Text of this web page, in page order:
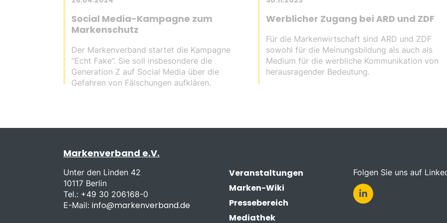
Social Media-Kampagne zum
Markenschutz
Der Markenverband startet die Kampagne
“Echt Fake”. Sie soll insbesondere die
Generation Z auf Social Media über die
Gefahren von Fälschungen aufklären.
Werblicher Zugang bei ARD und ZDF
Für die Markenwirtschaft sind ARD und ZDF
sowohl für die Meinungsbildung als auch als
Medium für die werbliche Kommunikation von
herausragender Bedeutung.
Markenverband e.V.
Unter den Linden 42
10117 Berlin
Tel.: +49 30 206168-0
E-Mail: info@markenverband.de
Veranstaltungen
Marken-Wiki
Pressebereich
Mediathek
Folgen Sie uns auf